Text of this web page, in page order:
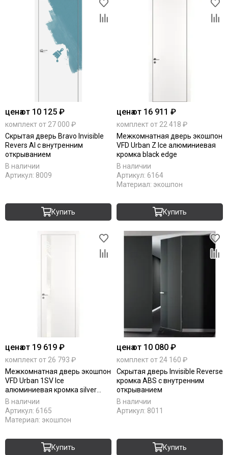
ценаот 10 125 ₽
комплект от 27 000 ₽
Скрытая дверь Bravo Invisible
Revers Al с внутренним
открыванием
В наличии
Артикул: 8009
Купить
ценаот 16 911 ₽
комплект от 22 418 ₽
Межкомнатная дверь экошпон
VFD Urban Z Ice алюминиевая
кромка black edge
В наличии
Артикул: 6164
Материал: экошпон
Купить
ценаот 19 619 ₽
комплект от 26 793 ₽
Межкомнатная дверь экошпон
VFD Urban 1SV Ice
алюминиевая кромка silver
edge
В наличии
Артикул: 6165
Материал: экошпон
Купить
ценаот 10 080 ₽
комплект от 24 160 ₽
Скрытая дверь Invisible Reverse
кромка ABS с внутренним
открыванием
В наличии
Артикул: 8011
Купить